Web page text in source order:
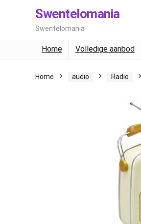
Swentelomania
Swentelomania
Home Volledige aanbod
Home audio Radio